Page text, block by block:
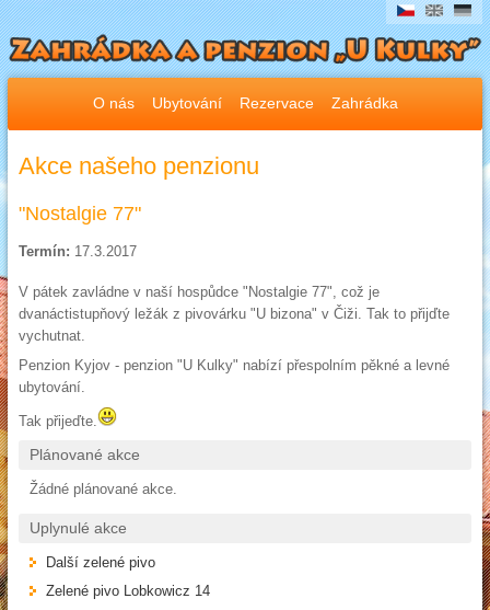
O nás Ubytování Rezervace Zahrádka
Akce našeho penzionu
"Nostalgie 77"
Termín: 17.3.2017
V pátek zavládne v naší hospůdce "Nostalgie 77", což je
dvanáctistupňový ležák z pivovárku "U bizona" v Čiži. Tak to přijďte
vychutnat.
Penzion Kyjov - penzion "U Kulky" nabízí přespolním pěkné a levné
ubytování.
Tak přijeďte.
Plánované akce
Žádné plánované akce.
Uplynulé akce
Další zelené pivo
Zelené pivo Lobkowicz 14